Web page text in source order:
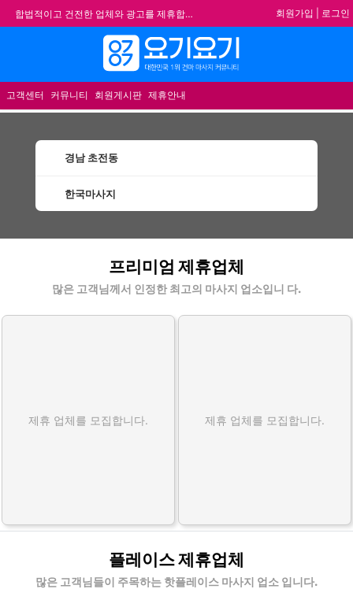
합법적이고 건전한 업체와 광고를 제휴합니다.
★요기요기 설 연휴 휴무 안내★
★ 요기요기 업체회원 안내사항 ★
불건전한 게시글은 삭제 및 회원탈퇴 됩니다.
회원가입 로그인
고객센터 커뮤니티 회원게시판 제휴안내
경남 초전동
한국마사지
프리미엄 제휴업체
많은 고객님께서 인정한 최고의 마사지 업소입니 다.
제휴 업체를 모집합니다. 제휴 업체를 모집합니다.
플레이스 제휴업체
많은 고객님들이 주목하는 핫플레이스 마사지 업소 입니다.